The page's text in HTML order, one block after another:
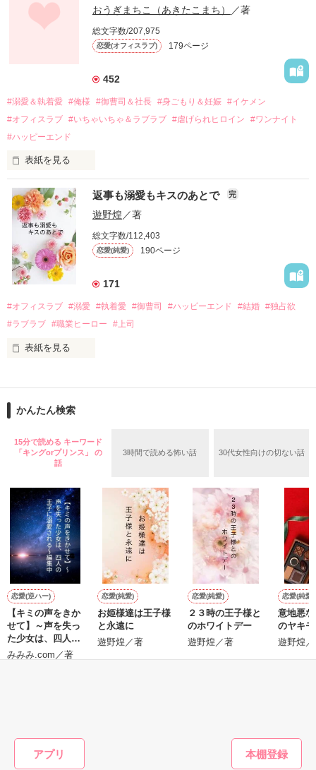
アプリ
幼なじみの哲平に淡い恋心を抱いていた美桜。
しかし、ある出来事をきっかけに二人の関係は壊れてしまう。
関係修復もできないまま、美桜は両親の離婚によって
引っ越すことになり、哲平とも離れ離れになった。
それから約十二年後。
過去の傷から、二度と会いたくないと思っていた哲平に
運命のような再会を果たす。
酔った勢いで一夜を共にしてしまった。
さらに、美桜が初めてだと知った哲平は
『責任をとる、結婚しよう』と真っ直ぐに告げてきた。
戸惑う美桜とは裏腹に、好きという気持ちを隠すことなく
甘やかしてくる。
そんなある日、哲平は美桜がストーカー被害に
遭っていることを知る。
美桜を守るため、哲平は同居を提案してきて――。
夏木美桜(なつきみお)
鳴海哲平 (なるみてっぺい)
2026.6.5～2026.7.25
＊以前、公開していた話の改稿版です＊
作品を読む
おうぎまちこ（あきたこまち） ／著
総文字数/207,975
恋愛(オフィスラブ) 179ページ
452
#溺愛＆執着愛 #俺様 #御曹司＆社長 #身ごもり＆妊娠 #イケメン
#オフィスラブ #いちゃいちゃ＆ラブラブ #虐げられヒロイン
#ワンナイト
#ハッピーエンド
表紙を見る
おかしな噂を流されて前の職場でうまくいかなかった梅田美
桜は、海外で傷心旅行をしていたところ、日本人美青年と出会
い、酒の勢いもあり一夜限りの関係となる。
帰国後、美桜は新しい職場でワンナイトした美青年と再会。
なんと彼の正体は、とある財閥御曹司にも関わらず、一族を離
れて起業した新進気鋭の実業家、社内でも冷徹だと評判な社長
――御影恭司その人だったのだ――！
なぜか恭司から飼い猫の世話係を命じられた美桜は、猫の世
の関係となってしまい――？
返事も溺愛もキスのあとで 完
遊野煌／著
総文字数/112,403
恋愛(純愛) 190ページ
171
#オフィスラブ #溺愛 #執着愛 #御曹司 #ハッピーエンド #結婚 #独占欲
#ラブラブ #職業ヒーロー #上司
表紙を見る
ションの企画戦略室で働いている。
めた、同期で恋人の石垣守（26）がいるのだが、後輩の姫原由
いた。
守と由羅から『便利屋雛子』と馬鹿にされ、一人こっそり泣い
ていた雛子に、企画戦略室の上司である雪瀬鷹哉（29）が
た上、同居まで提案してきて──？
鷹哉『宜しくな、俺の雛子』🦅
雛子『俺の……ひぃ、雛子？！！！』🐥
シゴデキで冷徹な上司が見せる素顔は、なぜか想像以上に甘く
て……🐥💓🦅
※表紙も作中使用の画像も全てフリー素材です。
※執筆期間2026.6.3〜7.20完結です。
※他サイトさんにて恋愛トレンド1位でした〜良かったら読ん
で頂けると嬉しいです。
かんたん検索
15分で読める キーワード
「キングorプリンス」 の
話
3時間で読める怖い話 30代女性向けの切ない話
恋愛(逆ハー)
【キミの声をきか
せて】～声を失っ
た少女は、四人の
王子に溺愛される
みみみ.com／著
恋愛(純愛)
お姫様達は王子様
と永遠に
遊野煌／著
恋愛(純愛)
２３時の王子様と
のホワイトデー
遊野煌／著
恋愛(純愛)
意地悪
のヤキ
遊野煌